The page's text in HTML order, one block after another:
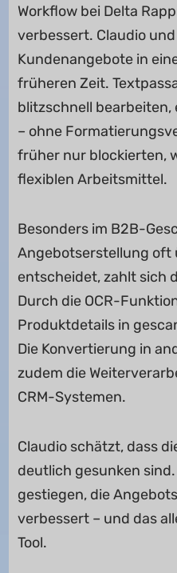
Workflow bei Delta
verbessert. Claudio
Kundenangebote in
früheren Zeit.
blitzschnell bearbeiten,
– ohne
früher nur blockierten,
flexiblen Arbeitsmittel.
Besonders im B2B-
Angebotserstellung oft
entscheidet, zahlt sich
Durch die OCR-
Produktdetails in
Die Konvertierung in
zudem die
CRM-Systemen.
Claudio schätzt, dass
deutlich gesunken
gestiegen, die
verbessert – und das
Tool.